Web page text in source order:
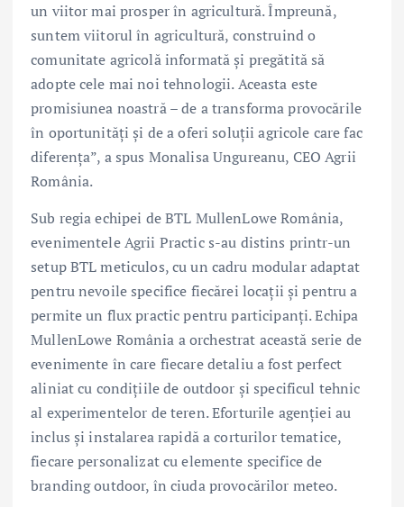
un viitor mai prosper în agricultură. Împreună,
suntem viitorul în agricultură, construind o
comunitate agricolă informată și pregătită să
adopte cele mai noi tehnologii. Aceasta este
promisiunea noastră – de a transforma provocările
în oportunități și de a oferi soluții agricole care fac
diferența”, a spus Monalisa Ungureanu, CEO Agrii
România.
Sub regia echipei de BTL MullenLowe România,
evenimentele Agrii Practic s-au distins printr-un
setup BTL meticulos, cu un cadru modular adaptat
pentru nevoile specifice fiecărei locații și pentru a
permite un flux practic pentru participanți. Echipa
MullenLowe România a orchestrat această serie de
evenimente în care fiecare detaliu a fost perfect
aliniat cu condițiile de outdoor și specificul tehnic
al experimentelor de teren. Eforturile agenției au
inclus și instalarea rapidă a corturilor tematice,
fiecare personalizat cu elemente specifice de
branding outdoor, în ciuda provocărilor meteo.